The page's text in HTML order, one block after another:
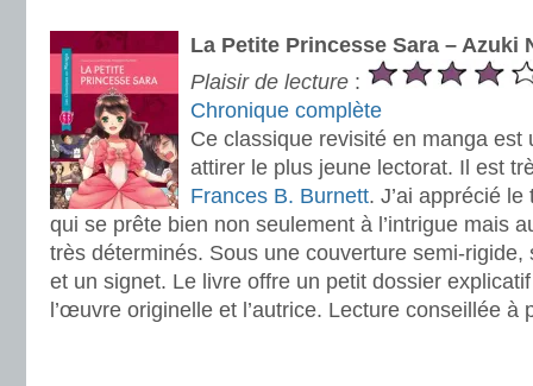
La Petite Princesse Sara – Azuki
Plaisir de lecture :
Chronique complète
Ce classique revisité en manga est
attirer le plus jeune lectorat. Il est
Frances B. Burnett. J’ai apprécié
qui se prête bien non seulement à l’intrigue mais
très déterminés. Sous une couverture semi-rigide,
et un signet. Le livre offre un petit dossier
l’œuvre originelle et l’autrice. Lecture conseillée à